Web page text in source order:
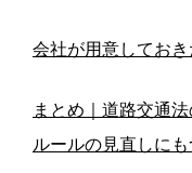
会社が用意してお
まとめ｜道路交通
ルールの見直しに